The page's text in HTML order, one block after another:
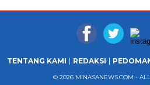
TENTANG KAMI REDAKSI
© 2026 MINASANEWS.COM -